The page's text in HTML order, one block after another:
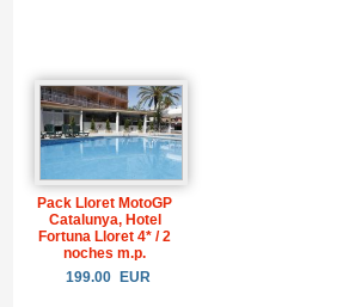
Pack Lloret MotoGP
Catalunya, Hotel
Fortuna Lloret 4* / 2
noches m.p.
199.00
EUR